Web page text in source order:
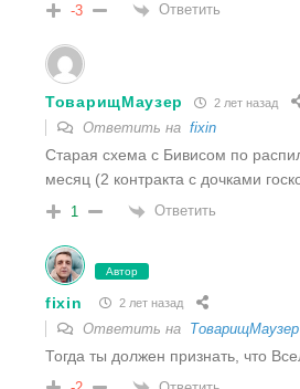
-3 Ответить
ТоварищМаузер 2 лет назад
Ответить на fixin
Старая схема с Бивисом по
месяц (2 контракта с дочками
1 Ответить
Автор
fixin 2 лет назад
Ответить на ТоварищМаузер
Тогда ты должен признать, что